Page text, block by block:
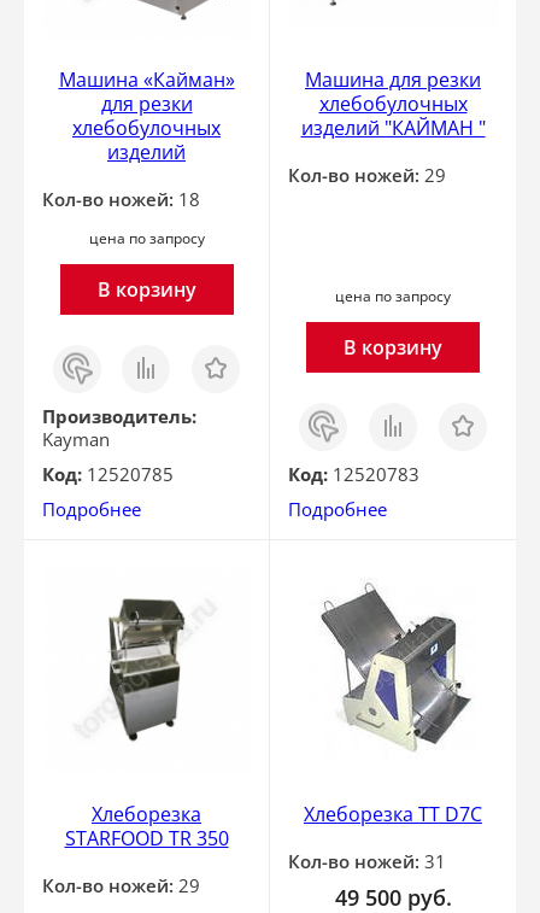
Машина «Кайман»
для резки
хлебобулочных
изделий
Кол-во ножей: 18
цена по запросу
В корзину
Заказ
в 1
клик
Сравнить Отложить
Производитель:
Kayman
Код: 12520785
Подробнее
Машина для резки
хлебобулочных
изделий "КАЙМАН "
Кол-во ножей: 29
цена по запросу
В корзину
Заказ
в 1
клик
Сравнить Отложить
Код: 12520783
Подробнее
Хлеборезка
STARFOOD TR 350
Кол-во ножей: 29
Хлеборезка TT D7C
Кол-во ножей: 31
49 500 руб.